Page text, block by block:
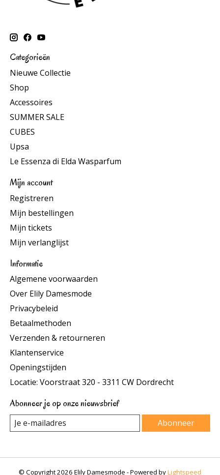
Categorieën
Nieuwe Collectie
Shop
Accessoires
SUMMER SALE
CUBES
Upsa
Le Essenza di Elda Wasparfum
Mijn account
Registreren
Mijn bestellingen
Mijn tickets
Mijn verlanglijst
Informatie
Algemene voorwaarden
Over Elily Damesmode
Privacybeleid
Betaalmethoden
Verzenden & retourneren
Klantenservice
Openingstijden
Locatie: Voorstraat 320 - 3311 CW Dordrecht
Abonneer je op onze nieuwsbrief
Abonneer
© Copyright 2026 Elily Damesmode - Powered byLightspeed